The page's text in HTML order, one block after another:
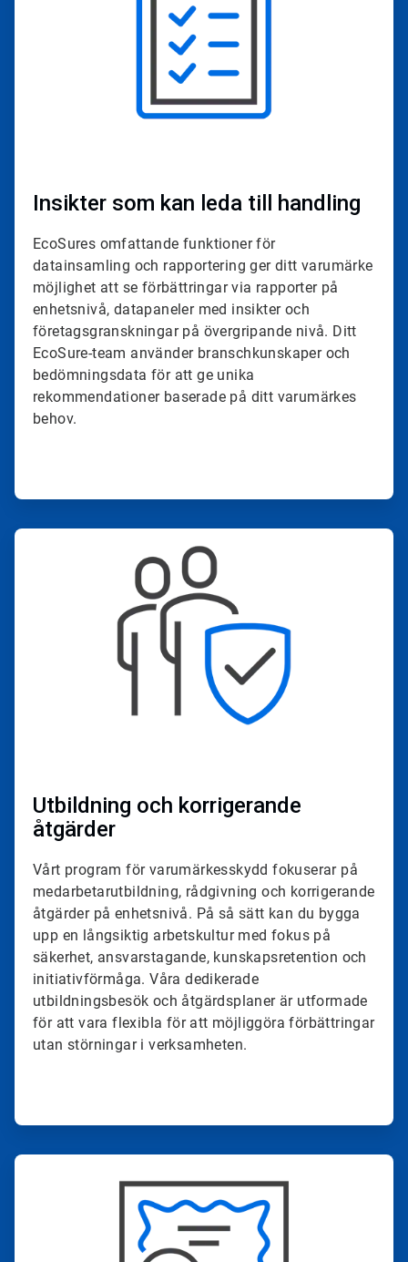
Insikter som kan leda till handling
EcoSures omfattande funktioner för
datainsamling och rapportering ger ditt varumärke
möjlighet att se förbättringar via rapporter på
enhetsnivå, datapaneler med insikter och
företagsgranskningar på övergripande nivå. Ditt
EcoSure-team använder branschkunskaper och
bedömningsdata för att ge unika
rekommendationer baserade på ditt varumärkes
behov.
ArticleTile
Utbildning och korrigerande
åtgärder
Vårt program för varumärkesskydd fokuserar på
medarbetarutbildning, rådgivning och korrigerande
åtgärder på enhetsnivå. På så sätt kan du bygga
upp en långsiktig arbetskultur med fokus på
säkerhet, ansvarstagande, kunskapsretention och
initiativförmåga. Våra dedikerade
utbildningsbesök och åtgärdsplaner är utformade
för att vara flexibla för att möjliggöra förbättringar
utan störningar i verksamheten.
ArticleTile